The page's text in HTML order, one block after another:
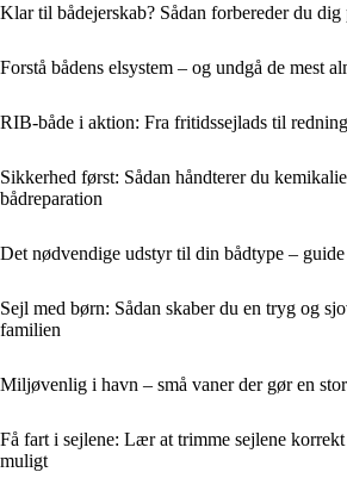
Klar til bådejerskab? Sådan forbereder du
Forstå bådens elsystem – og undgå de mest
RIB-både i aktion: Fra fritidssejlads til
Sikkerhed først: Sådan håndterer du
bådreparation
Det nødvendige udstyr til din bådtype –
Sejl med børn: Sådan skaber du en tryg og
familien
Miljøvenlig i havn – små vaner der gør en
Få fart i sejlene: Lær at trimme sejlene
muligt